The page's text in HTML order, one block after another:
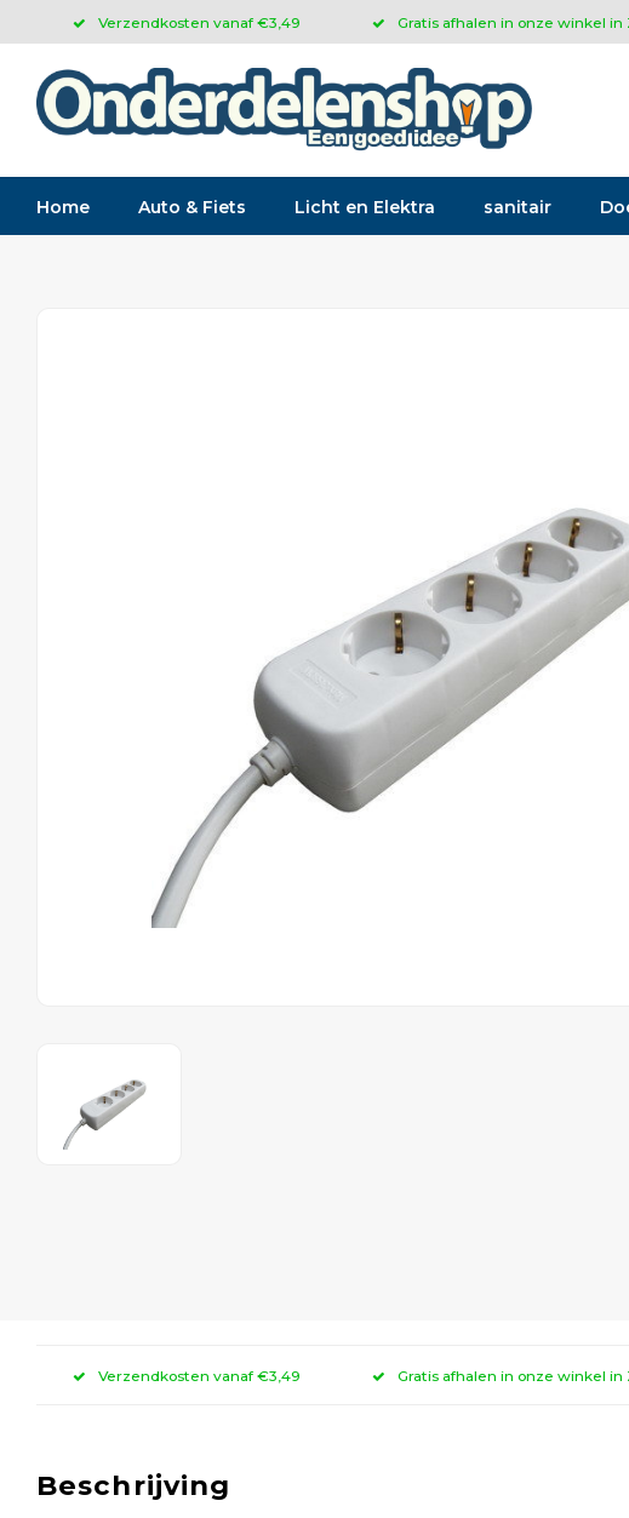
Verzendkosten vanaf €3,49 Gratis afhalen in onze winkel in
Home Auto & Fiets Licht en Elektra sanitair
Verzendkosten vanaf €3,49 Gratis afhalen in onze winkel in
Beschrijving